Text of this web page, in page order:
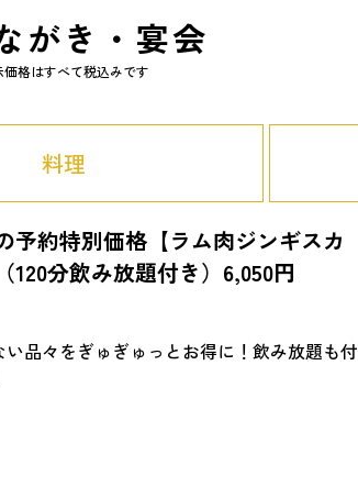
がき・宴会
価格はすべて税込みです
料理
予約特別価格【ラム肉ジンギスカ
120分飲み放題付き）6,050円
品々をぎゅぎゅっとお得に！飲み放題も付